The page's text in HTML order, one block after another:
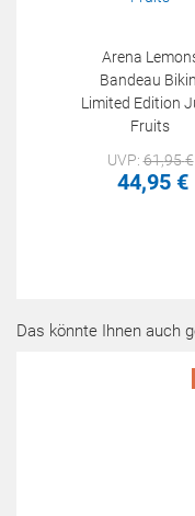
Arena
Bandeau
Limited Edition
Fruits
UVP:61,95€
44,95 €
Das könnte Ihnen auch